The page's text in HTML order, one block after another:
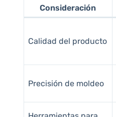
Consideración
Calidad del producto
Precisión de moldeo